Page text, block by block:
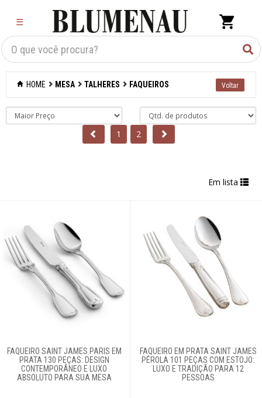
☰
Criar Lista×
Organização
Eletros
Café e chá
Complementos
para mesa
Louças
HOME MESA TALHERES FAQUEIROS
1 2
Em lista
FAQUEIRO SAINT JAMES PARIS EM
PRATA 130 PEÇAS: DESIGN
CONTEMPORÂNEO E LUXO
ABSOLUTO PARA SUA MESA
FAQUEIRO EM PRATA SAINT JAMES
PÉROLA 101 PEÇAS COM ESTOJO:
LUXO E TRADIÇÃO PARA 12
PESSOAS